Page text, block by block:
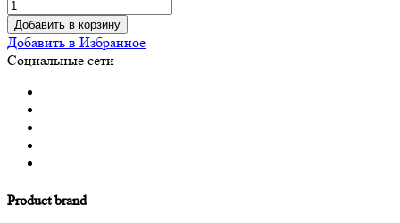
Добавить в корзину
Добавить в Избранное
Социальные сети
Product brand